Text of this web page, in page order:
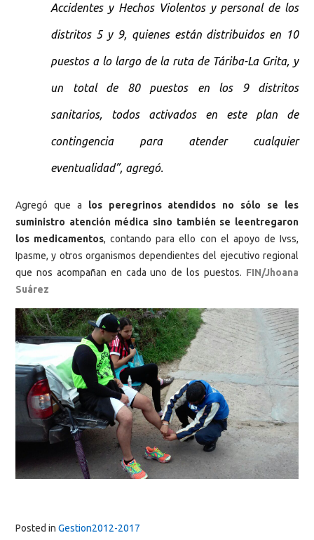
Accidentes y Hechos Violentos y personal de los
distritos 5 y 9, quienes están distribuidos en 10
puestos a lo largo de la ruta de Táriba-La Grita, y
un total de 80 puestos en los 9 distritos
sanitarios, todos activados en este plan de
contingencia para atender cualquier
eventualidad”, agregó.
Agregó que a los peregrinos atendidos no sólo se les
suministro atención médica sino también se leentregaron
los medicamentos, contando para ello con el apoyo de Ivss,
Ipasme, y otros organismos dependientes del ejecutivo regional
que nos acompañan en cada uno de los puestos. FIN/Jhoana
Suárez
Posted in Gestion2012-2017